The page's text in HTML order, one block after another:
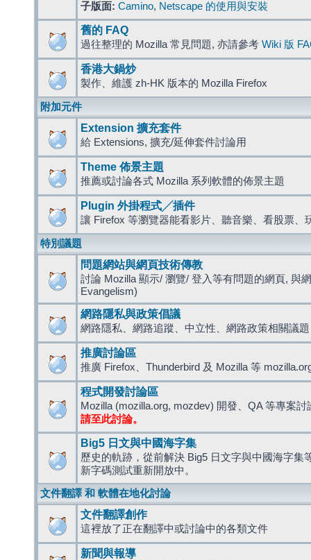
子版面: Camino, Netscape 的使用與安裝
舊的 FAQ
過往整理的 Mozilla 常見問題, 亦請參考 Wiki 版
香港大鍋炒
製作、維護 zh-HK 版本的 Mozilla Firefox
附加元件
Extension 擴充套件
給 Extensions, 擴充/延伸套件討論用
Theme 佈景主題
推薦或討論各式 Mozilla 系列軟體的佈景主題
Plugin 外掛程式╱插件
讓 Firefox 等瀏覽器能看影片、聽音樂、看股票、
特別議題
問題網站與網頁技術傳教
討論 Mozilla 顯示/ 瀏覽/ 登入等有問題的網頁, 與
Evangelism)
網路隱私與政策倡議
網路隱私、網路追蹤、中立性、網路政策相關議題
推廣討論區
推廣 Firefox、Thunderbird 及 Mozilla 等
程式開發討論區
Mozilla (mozilla.org, mozdev) 開發、QA 等專案討
請至此討論。
Big5 日文與中國海字集
歷史的軌跡，從前解決 Big5 日文字與中國海字集
新字碼測試重新開放中。
文件翻譯 和 軟體在地化討論
文件翻譯創作
這裡放了正在翻譯中或討論中的各類文件
新聞與報導